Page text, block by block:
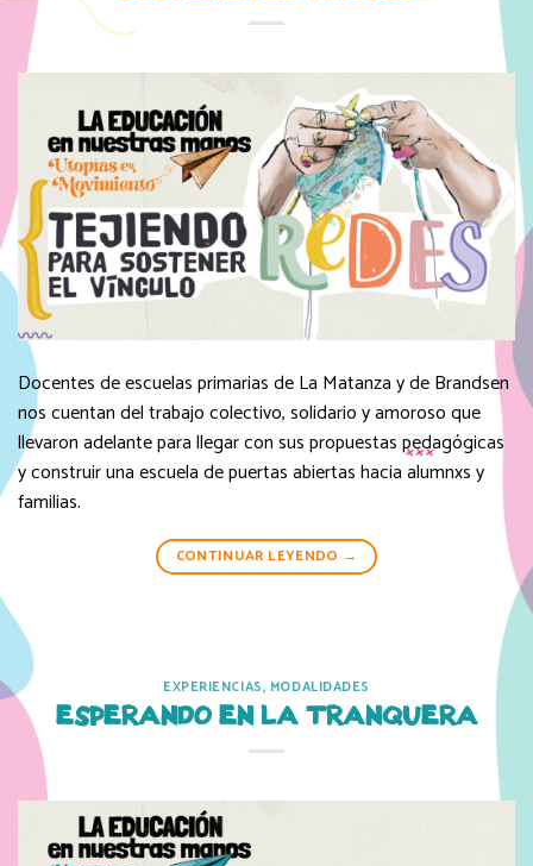
Docentes de escuelas primarias de La Matanza y de Brandsen
nos cuentan del trabajo colectivo, solidario y amoroso que
llevaron adelante para llegar con sus propuestas pedagógicas
y construir una escuela de puertas abiertas hacia alumnxs y
familias.
CONTINUAR LEYENDO →
EXPERIENCIAS, MODALIDADES
ESPERANDO EN LA TRANQUERA